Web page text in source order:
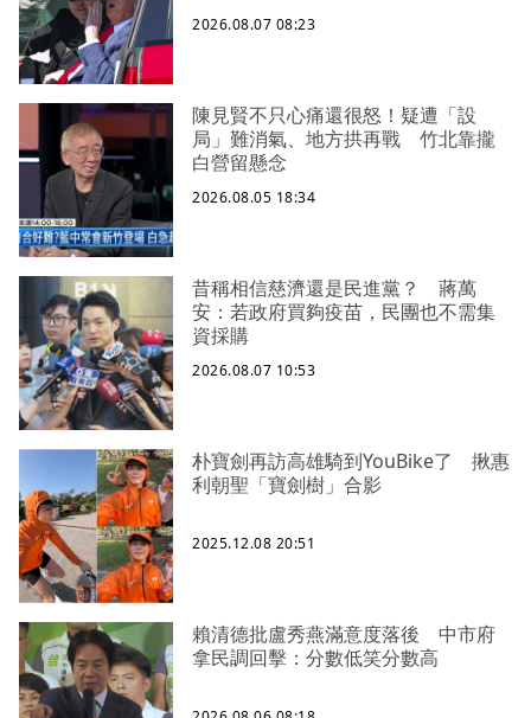
2026.08.07 08:23
陳見賢不只心痛還很怒！疑遭「設
局」難消氣、地方拱再戰 竹北靠攏
白營留懸念
2026.08.05 18:34
昔稱相信慈濟還是民進黨？ 蔣萬
安：若政府買夠疫苗，民團也不需集
資採購
2026.08.07 10:53
朴寶劍再訪高雄騎到YouBike了 揪惠
利朝聖「寶劍樹」合影
2025.12.08 20:51
賴清德批盧秀燕滿意度落後 中市府
拿民調回擊：分數低笑分數高